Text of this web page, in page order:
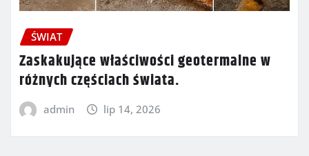
ŚWIAT
Zaskakujące właściwości geotermalne w
różnych częściach świata.
admin lip 14, 2026